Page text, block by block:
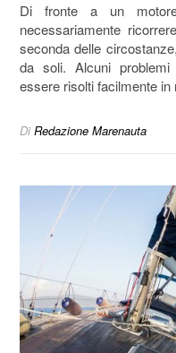
Di fronte a un motore che non funziona, dobbiamo
necessariamente
seconda delle
da soli. Alcuni
essere risolti facilmente
Di Redazione Marenauta